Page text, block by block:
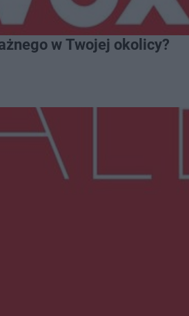
w Twojej okolicy?
Więcej